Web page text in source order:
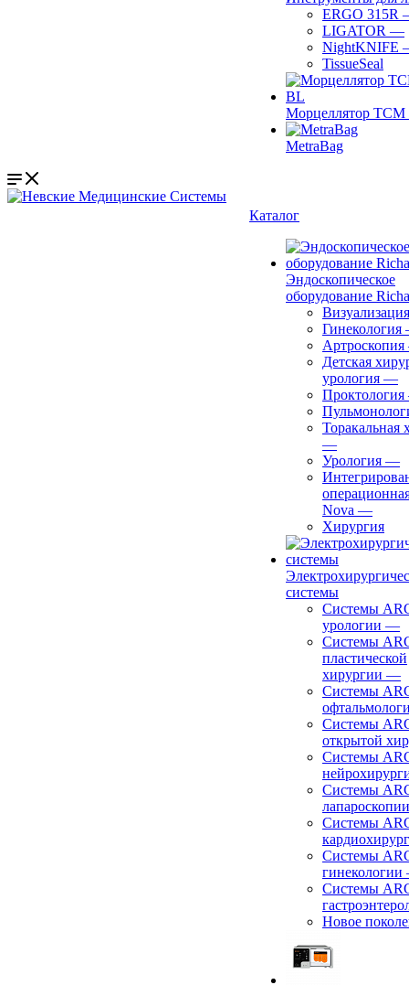
ERGO 315R
LIGATOR —
NightKNIFE
TissueSeal
Морцеллятор ТСМ
MetraBag
Каталог
Эндоскопическое
оборудование
Визуализация
Гинекология
Артроскопия
Детская
урология —
Проктология
Торакальная
—
Урология —
Nova —
Хирургия
системы
Системы
урологии —
Системы
пластической
хирургии —
Системы
Системы
открытой
Системы
Системы
лапароскопии
Системы
Системы
гинекологии
Системы
Новое